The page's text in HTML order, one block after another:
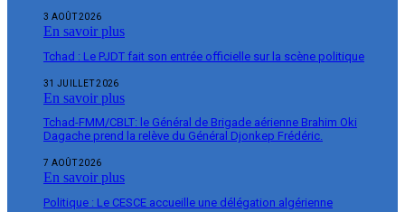
3 AOÛT 2026
En savoir plus
Tchad : Le PJDT fait son entrée officielle sur la scène politique
31 JUILLET 2026
En savoir plus
Tchad-FMM/CBLT: le Général de Brigade aérienne Brahim Oki
Dagache prend la relève du Général Djonkep Frédéric.
7 AOÛT 2026
En savoir plus
Politique : Le CESCE accueille une délégation algérienne